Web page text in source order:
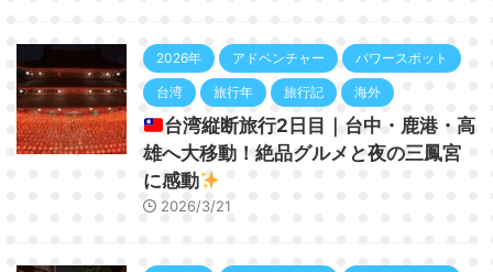
2026年 アドベンチャー パワースポット
台湾 旅行年 旅行記 海外
台湾縦断旅行2日目｜台中・鹿港・高
雄へ大移動！絶品グルメと夜の三鳳宮
に感動
2026/3/21